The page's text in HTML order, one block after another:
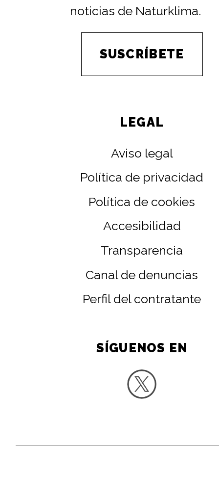
noticias de Naturklima.
SUSCRÍBETE
LEGAL
Aviso legal
Política de privacidad
Política de cookies
Accesibilidad
Transparencia
Canal de denuncias
Perfil del contratante
SÍGUENOS EN